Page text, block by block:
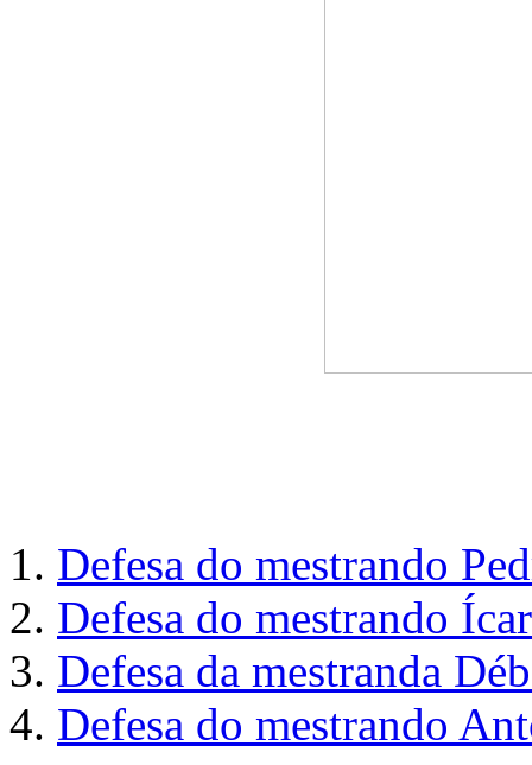
Defesa do mestrando
Defesa do mestrando
Defesa da mestranda
Defesa do mestrando